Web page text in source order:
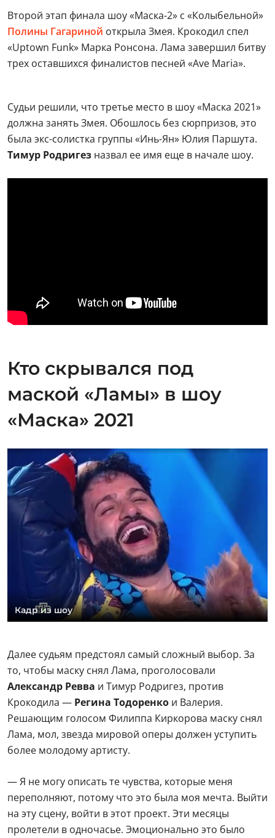
Второй этап финала шоу «Маска-2» с «Колыбельной»
Полины Гагариной открыла Змея. Крокодил спел
«Uptown Funk» Марка Ронсона. Лама завершил битву
трех оставшихся финалистов песней «Ave Maria».
Судьи решили, что третье место в шоу «Маска 2021»
должна занять Змея. Обошлось без сюрпризов, это
была экс-солистка группы «Инь-Ян» Юлия Паршута.
Тимур Родригез назвал ее имя еще в начале шоу.
Кто скрывался под
маской «Ламы» в шоу
«Маска» 2021
Кадр из шоу
Далее судьям предстоял самый сложный выбор. За
то, чтобы маску снял Лама, проголосовали
Александр Ревва и Тимур Родригез, против
Крокодила — Регина Тодоренко и Валерия.
Решающим голосом Филиппа Киркорова маску снял
Лама, мол, звезда мировой оперы должен уступить
более молодому артисту.
— Я не могу описать те чувства, которые меня
переполняют, потому что это была моя мечта. Выйти
на эту сцену, войти в этот проект. Эти месяцы
пролетели в одночасье. Эмоционально это было